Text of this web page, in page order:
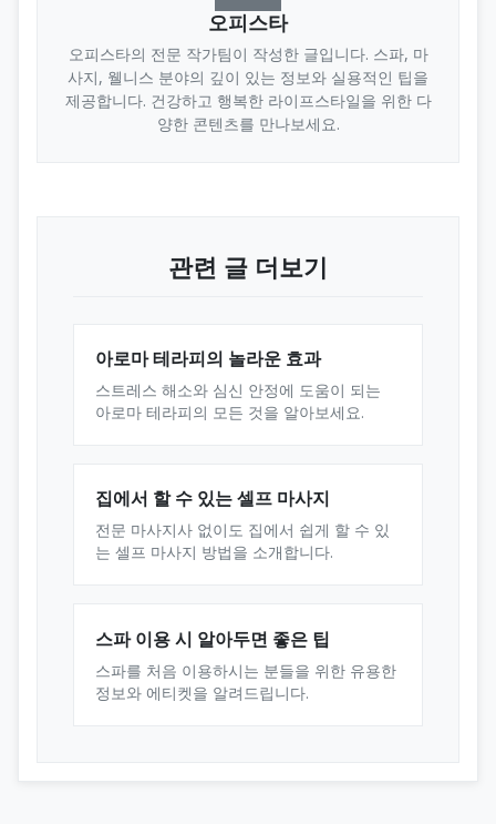
오피스타
오피스타의 전문 작가팀이 작성한 글입니다. 스파, 마
사지, 웰니스 분야의 깊이 있는 정보와 실용적인 팁을
제공합니다. 건강하고 행복한 라이프스타일을 위한 다
양한 콘텐츠를 만나보세요.
관련 글 더보기
아로마 테라피의 놀라운 효과
스트레스 해소와 심신 안정에 도움이 되는
아로마 테라피의 모든 것을 알아보세요.
집에서 할 수 있는 셀프 마사지
전문 마사지사 없이도 집에서 쉽게 할 수 있
는 셀프 마사지 방법을 소개합니다.
스파 이용 시 알아두면 좋은 팁
스파를 처음 이용하시는 분들을 위한 유용한
정보와 에티켓을 알려드립니다.